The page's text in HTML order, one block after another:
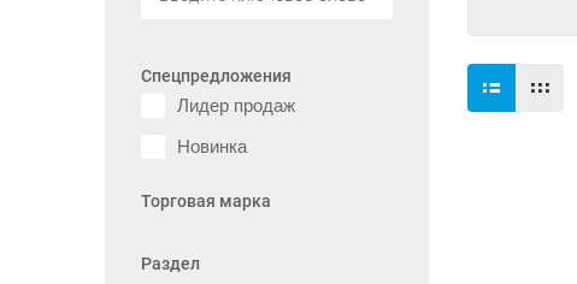
Спецпредложения
Лидер продаж
Новинка
Торговая марка
Раздел